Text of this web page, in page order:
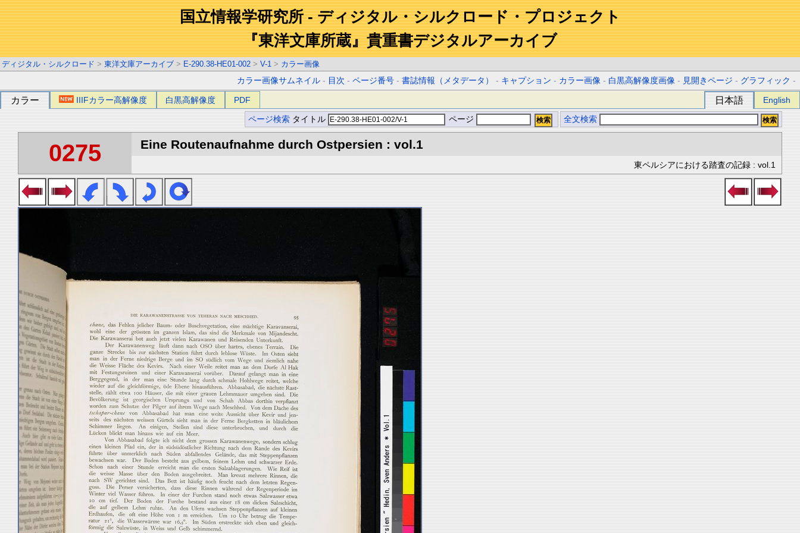
国立情報学研究所 - ディジタル・シルクロード・プロジェクト
『東洋文庫所蔵』貴重書デジタルアーカイブ
ディジタル・シルクロード > 東洋文庫アーカイブ > E-290.38-HE01-002 > V-1 > カラー画像
カラー画像サムネイル - 目次 -ページ番号 -書誌情報（メタデータ） - キャプション - カラー画像 - 白黒高解像度画像 - 見開きページ - グラフィック -
カラー IIIFカラー高解像度 白黒高解像度 PDF 日本語 English
ページ検索 タイトル ページ 全文検索
0275 Eine Routenaufnahme durch Ostpersien : vol.1
東ペルシアにおける踏査の記録 : vol.1